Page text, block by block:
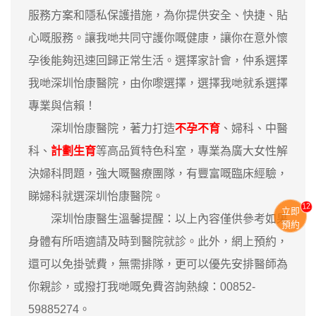
服務方案和隱私保護措施，為你提供安全、快捷、貼
心嘅服務。讓我哋共同守護你嘅健康，讓你在意外懷
孕後能夠迅速回歸正常生活。選擇家計會，仲系選擇
我哋深圳怡康醫院，由你嚟選擇，選擇我哋就系選擇
專業與信賴！
深圳怡康醫院，著力打造不孕不育 、婦科、中醫
科、 計劃生育等高品質特色科室，專業為廣大女性解
決婦科問題，強大嘅醫療團隊，有豐富嘅臨床經驗，
睇婦科就選深圳怡康醫院。
深圳怡康醫生溫馨提醒：以上內容僅供參考如果
身體有所唔適請及時到醫院就診。此外，網上預約，
還可以免掛號費，無需排隊，更可以優先安排醫師為
你親診，或撥打我哋嘅免費咨詢熱線：00852-
59885274。
立即
預約
12